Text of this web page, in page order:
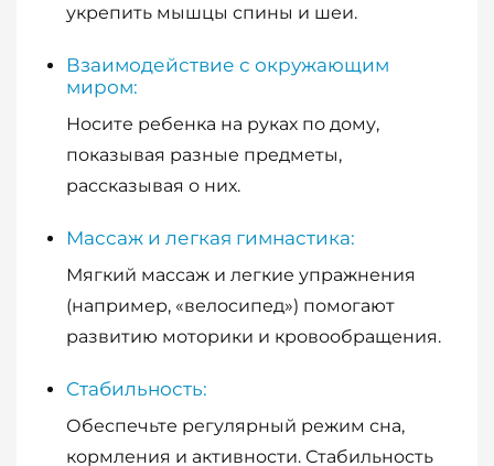
укрепить мышцы спины и шеи.
Взаимодействие с окружающим
миром:
Носите ребенка на руках по дому,
показывая разные предметы,
рассказывая о них.
Массаж и легкая гимнастика:
Мягкий массаж и легкие упражнения
(например, «велосипед») помогают
развитию моторики и кровообращения.
Стабильность:
Обеспечьте регулярный режим сна,
кормления и активности. Стабильность